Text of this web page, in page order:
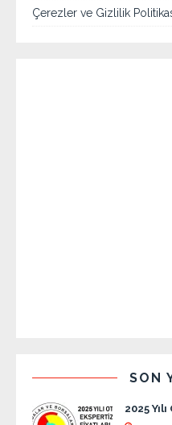
Çerezler ve Gizlilik
SON
2025